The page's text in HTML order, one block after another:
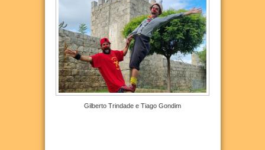
Gilberto Trindade e Tiago Gondim